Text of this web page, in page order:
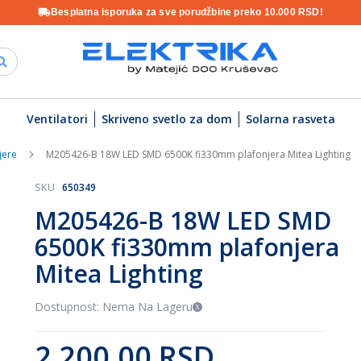
Besplatna isporuka za sve porudžbine preko 10.000 RSD!
Ventilatori Skriveno svetlo za dom Solarna rasveta
M205426-B 18W LED SMD 6500K fi330mm plafonjera Mitea Lighting
M205426-B 18W LED SMD
6500K fi330mm plafonjera
Mitea Lighting
SKU 650349
Dostupnost: Nema Na Lageru